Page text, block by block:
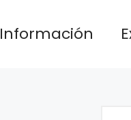
Información